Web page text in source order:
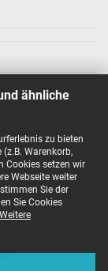
ähnliche
zu bieten
Warenkorb,
Cookies setzen wir
Webseite weiter
Sie der
Sie Cookies
Weitere